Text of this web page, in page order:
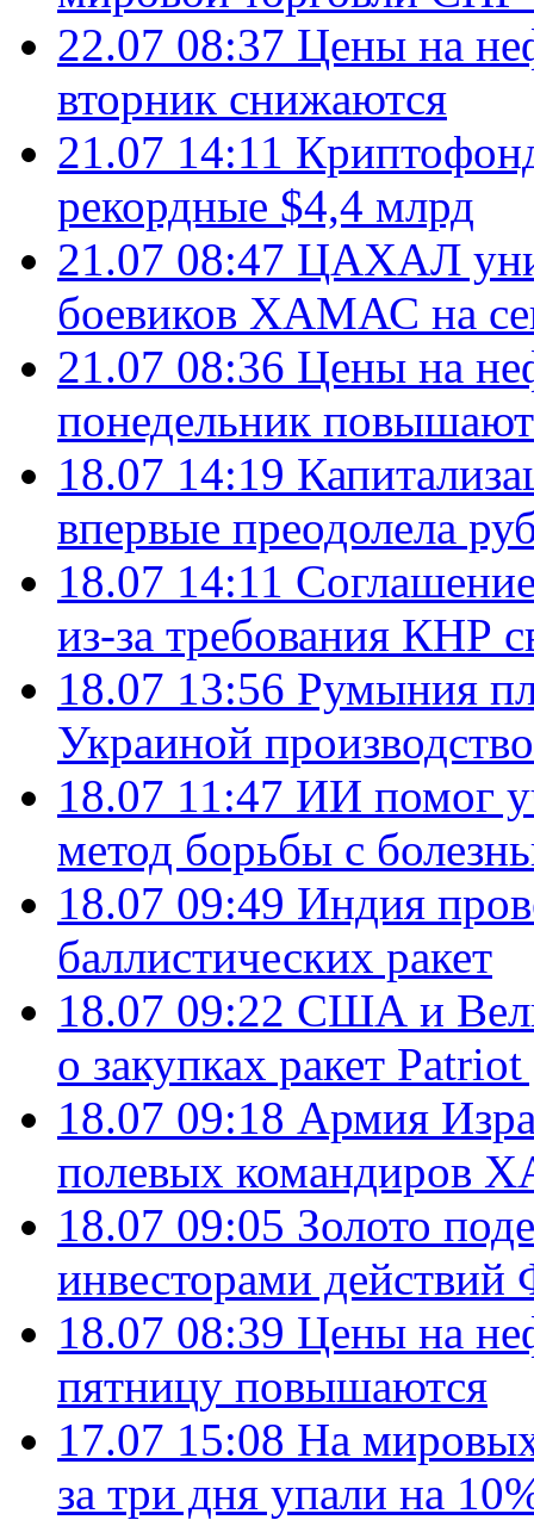
22.07 08:37 Цены на
вторник снижаются
21.07 14:11
рекордные $4,4 млрд
21.07 08:47 ЦАХАЛ
боевиков ХАМАС на
21.07 08:36 Цены на
понедельник
18.07 14:19
впервые преодолела
18.07 14:11
из-за требования КНР
18.07 13:56 Румыния
Украиной
18.07 11:47 ИИ помог
метод борьбы с
18.07 09:49 Индия
баллистических ракет
18.07 09:22 США и
о закупках ракет
18.07 09:18 Армия
полевых командиров
18.07 09:05 Золото
инвесторами
18.07 08:39 Цены на
пятницу повышаются
17.07 15:08 На
за три дня упали на